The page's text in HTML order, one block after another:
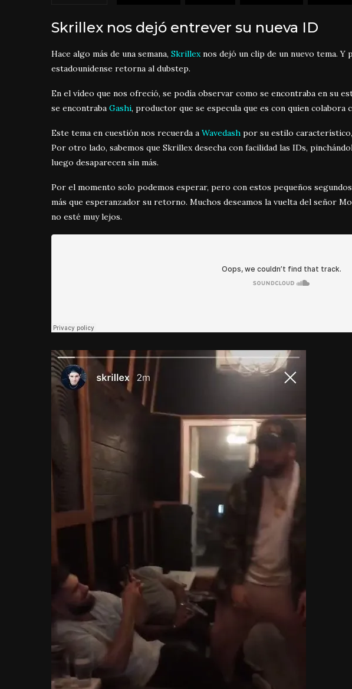
Skrillex nos dejó entrever su nueva ID
Hace algo más de una semana, Skrillexnos dejó un clip de un nuevo tema.
estadounidense retorna al dubstep.
En el vídeo que nos ofreció, se podía observar como se encontraba en su
se encontraba Gashi, productor que se especula que es con quien colabora
Este tema en cuestión nos recuerda a Wavedash por su estilo
Por otro lado, sabemos que Skrillex desecha con facilidad las IDs,
luego desaparecen sin más.
Por el momento solo podemos esperar, pero con estos pequeños
más que esperanzador su retorno. Muchos deseamos la vuelta del señor
no esté muy lejos.